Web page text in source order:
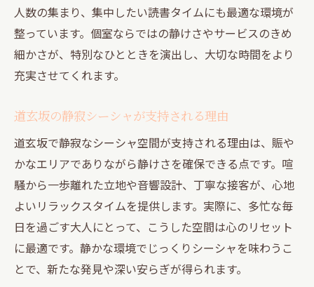
人数の集まり、集中したい読書タイムにも最適な環境が
整っています。個室ならではの静けさやサービスのきめ
細かさが、特別なひとときを演出し、大切な時間をより
充実させてくれます。
道玄坂の静寂シーシャが支持される理由
道玄坂で静寂なシーシャ空間が支持される理由は、賑や
かなエリアでありながら静けさを確保できる点です。喧
騒から一歩離れた立地や音響設計、丁寧な接客が、心地
よいリラックスタイムを提供します。実際に、多忙な毎
日を過ごす大人にとって、こうした空間は心のリセット
に最適です。静かな環境でじっくりシーシャを味わうこ
とで、新たな発見や深い安らぎが得られます。